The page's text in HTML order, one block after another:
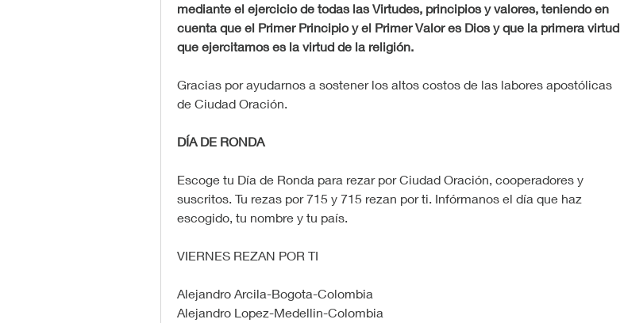
mediante el ejercicio de todas las Virtudes, principios y valores, teniendo en
cuenta que el Primer Principio y el Primer Valor es Dios y que la primera virtud
que ejercitamos es la virtud de la religión.
Gracias por ayudarnos a sostener los altos costos de las labores apostólicas
de Ciudad Oración.
DÍA DE RONDA
Escoge tu Día de Ronda para rezar por Ciudad Oración, cooperadores y
suscritos. Tu rezas por 715 y 715 rezan por ti. Infórmanos el día que haz
escogido, tu nombre y tu país.
VIERNES REZAN POR TI
Alejandro Arcila-Bogota-Colombia
Alejandro Lopez-Medellin-Colombia